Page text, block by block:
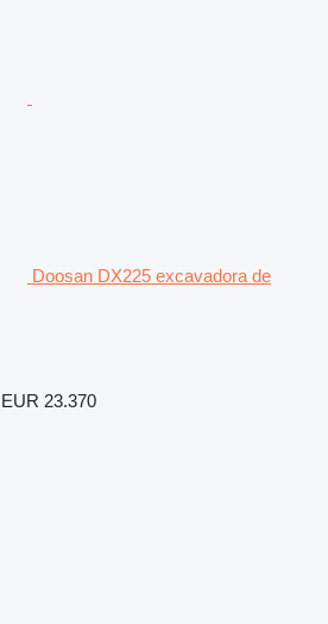
Doosan DX225 excavadora de
23.370